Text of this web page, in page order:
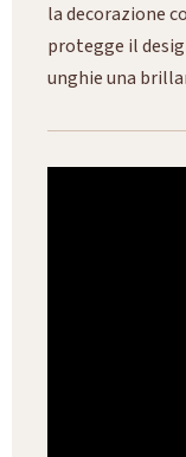
la decorazione
protegge il
unghie una